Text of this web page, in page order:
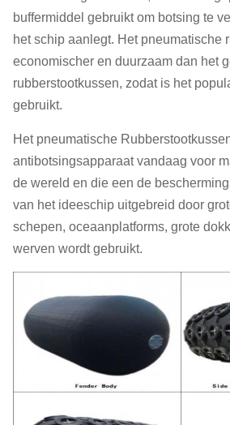
buffermiddel gebruikt om botsing te
het schip aanlegt. Het pneumatische
economischer en duurzaam dan het
rubberstootkussen, zodat is het
gebruikt.
Het pneumatische
antibotsingsapparaat vandaag voor
de wereld en die een de
van het ideeschip uitgebreid door
schepen, oceaanplatforms, grote
werven wordt gebruikt.